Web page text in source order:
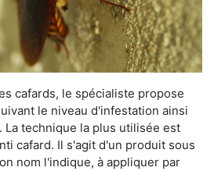
cafards, le spécialiste propose
le niveau d'infestation ainsi
La technique la plus utilisée est
cafard. Il s'agit d'un produit sous
nom l'indique, à appliquer par